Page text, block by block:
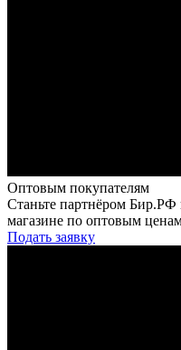
Оптовым покупателям
Станьте партнёром
магазине по оптовым
Подать заявку